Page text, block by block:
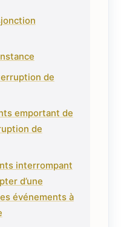
de
emportant de
de
interrompant
d’une
événements à